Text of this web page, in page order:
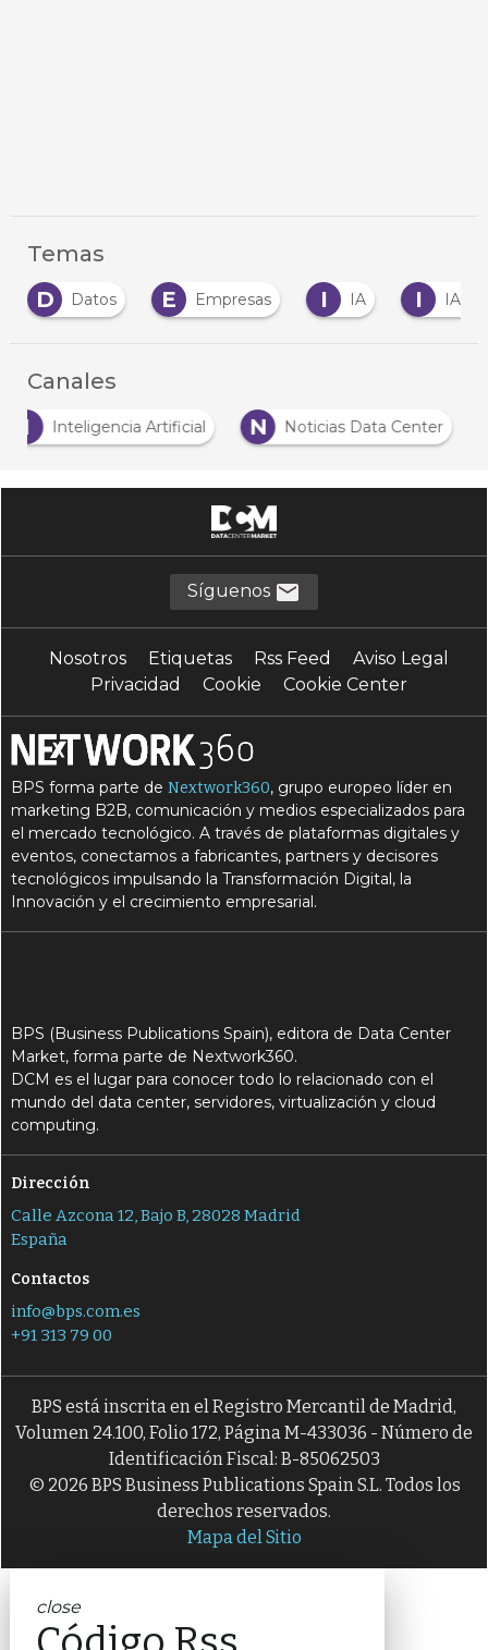
Temas
E
Empresas I IA IA generativa
Canales
I
Inteligencia Artificial N Noticias Data Center
Síguenos
Nosotros Etiquetas Rss Feed
Aviso Legal
Privacidad
Cookie Cookie Center
BPS forma parte deNextwork360, grupo europeo líder en
marketing B2B, comunicación y medios especializados para
el mercado tecnológico. A través de plataformas digitales y
eventos, conectamos a fabricantes, partners y decisores
tecnológicos impulsando la Transformación Digital, la
Innovación y el crecimiento empresarial.
BPS (Business Publications Spain), editora de Data Center
Market, forma parte de Nextwork360.
DCM es el lugar para conocer todo lo relacionado con el
mundo del data center, servidores, virtualización y cloud
computing.
Dirección
Calle Azcona 12, Bajo B, 28028 Madrid
España
Contactos
info@bps.com.es
+91 313 79 00
BPS está inscrita en el Registro Mercantil de Madrid,
Volumen 24.100, Folio 172, Página M-433036 - Número de
Identificación Fiscal: B-85062503
© 2026 BPS Business Publications Spain S.L. Todos los
derechos reservados.
Mapa del Sitio
close